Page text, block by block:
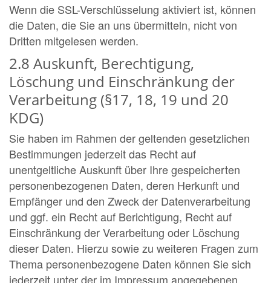
Wenn die SSL-Verschlüsselung aktiviert ist, können
die Daten, die Sie an uns übermitteln, nicht von
Dritten mitgelesen werden.
2.8 Auskunft, Berechtigung,
Löschung und Einschränkung der
Verarbeitung (§17, 18, 19 und 20
KDG)
Sie haben im Rahmen der geltenden gesetzlichen
Bestimmungen jederzeit das Recht auf
unentgeltliche Auskunft über Ihre gespeicherten
personenbezogenen Daten, deren Herkunft und
Empfänger und den Zweck der Datenverarbeitung
und ggf. ein Recht auf Berichtigung, Recht auf
Einschränkung der Verarbeitung oder Löschung
dieser Daten. Hierzu sowie zu weiteren Fragen zum
Thema personenbezogene Daten können Sie sich
jederzeit unter der im Impressum angegebenen